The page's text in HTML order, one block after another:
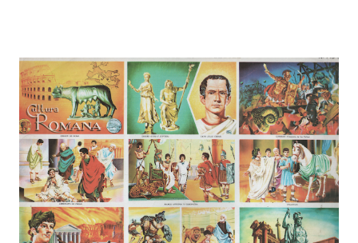
2026 ¿Un punto de quiebre?" Este especial de Pancracio Deportivo no
busca decir únicamente quién ganó o quién perdió. Busca responder si
este Mundial marcó un antes y un después en la forma de entender el
deporte, la identidad nacional, la globalización, la comercialización y
el papel del fútbol como reflejo de nuestras sociedades . Son 230
páginas de análisis, ilustraciones originales y ...